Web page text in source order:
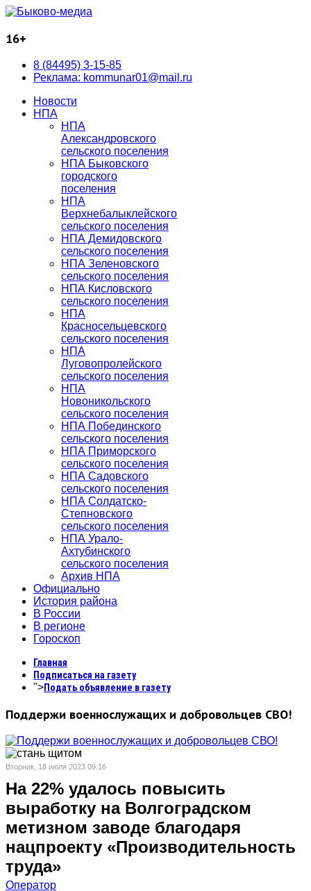
16+
8 (84495) 3-15-85
Реклама: kommunar01@mail.ru
Новости
НПА
НПА
Александровского
сельского поселения
НПА Быковского
городского
поселения
НПА
Верхнебалыклейского
сельского поселения
НПА Демидовского
сельского поселения
НПА Зеленовского
сельского поселения
НПА Кисловского
сельского поселения
НПА
Красносельцевского
сельского поселения
НПА
Луговопролейского
сельского поселения
НПА
Новоникольского
сельского поселения
НПА Побединского
сельского поселения
НПА Приморского
сельского поселения
НПА Садовского
сельского поселения
НПА Солдатско-
Степновского
сельского поселения
НПА Урало-
Ахтубинского
сельского поселения
Архив НПА
Официально
История района
В России
В регионе
Гороскоп
Главная
Подписаться на газету
">Подать объявление в газету
Поддержи военнослужащих и добровольцев СВО!
Вторник, 18 июля 2023 09:16
На 22% удалось повысить
выработку на Волгоградском
метизном заводе благодаря
нацпроекту «Производительность
труда»
Оператор